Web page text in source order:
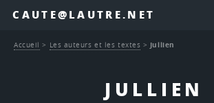
CAUTE@LAUTRE.NET
JULLIEN
Accueil > Les auteurs et les textes > Jullien